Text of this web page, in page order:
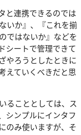
と連携できるのでは
いか』、『これを揃
ではないか』などを
シートで管理できて
やろうとしたときに
えていくべきだと思
ることとしては、ス
シンプルにインタフ
のみ使いますが、そ